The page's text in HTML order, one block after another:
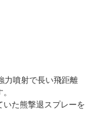
力噴射で長い飛距離
いた熊撃退スプレーを